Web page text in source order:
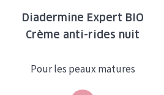
Diadermine Expert BIO
Crème anti-rides nuit
Pour les peaux matures